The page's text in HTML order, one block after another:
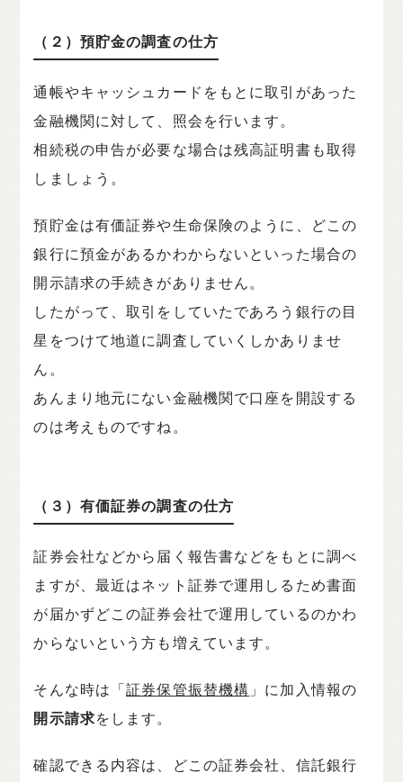
（２）預貯金の調査の仕方
通帳やキャッシュカードをもとに取引があった
金融機関に対して、照会を行います。
相続税の申告が必要な場合は残高証明書も取得
しましょう。
預貯金は有価証券や生命保険のように、どこの
銀行に預金があるかわからないといった場合の
開示請求の手続きがありません。
したがって、取引をしていたであろう銀行の目
星をつけて地道に調査していくしかありませ
ん。
あんまり地元にない金融機関で口座を開設する
のは考えものですね。
（３）有価証券の調査の仕方
証券会社などから届く報告書などをもとに調べ
ますが、最近はネット証券で運用しるため書面
が届かずどこの証券会社で運用しているのかわ
からないという方も増えています。
そんな時は「証券保管振替機構 」に加入情報の
開示請求をします。
確認できる内容は、どこの証券会社、信託銀行